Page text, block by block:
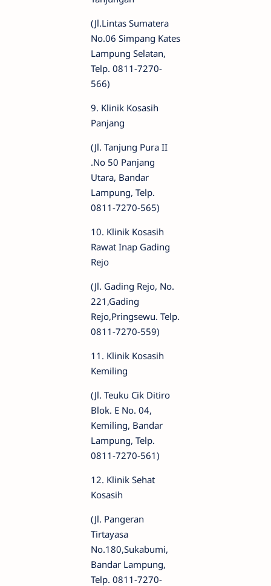
(Jl.Lintas Sumatera
No.06 Simpang Kates
Lampung Selatan,
Telp. 0811-7270-
566)
9. Klinik Kosasih
Panjang
(Jl. Tanjung Pura II
.No 50 Panjang
Utara, Bandar
Lampung, Telp.
0811-7270-565)
10. Klinik Kosasih
Rawat Inap Gading
Rejo
(Jl. Gading Rejo, No.
221,Gading
Rejo,Pringsewu. Telp.
0811-7270-559)
11. Klinik Kosasih
Kemiling
(Jl. Teuku Cik Ditiro
Blok. E No. 04,
Kemiling, Bandar
Lampung, Telp.
0811-7270-561)
12. Klinik Sehat
Kosasih
(Jl. Pangeran
Tirtayasa
No.180,Sukabumi,
Bandar Lampung,
Telp. 0811-7270-